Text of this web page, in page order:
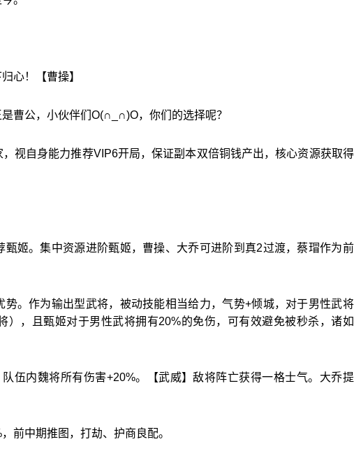
心！【曹操】
曹公，小伙伴们O(∩_∩)O，你们的选择呢？
视自身能力推荐VIP6开局，保证副本双倍铜钱产出，核心资源获取
姬。集中资源进阶甄姬，曹操、大乔可进阶到真2过渡，蔡瑁作为
。作为输出型武将，被动技能相当给力，气势+倾城，对于男性武
），且甄姬对于男性武将拥有20%的免伤，可有效避免被秒杀，诸
伍内魏将所有伤害+20%。【武威】敌将阵亡获得一格士气。大乔
前中期推图，打劫、护商良配。